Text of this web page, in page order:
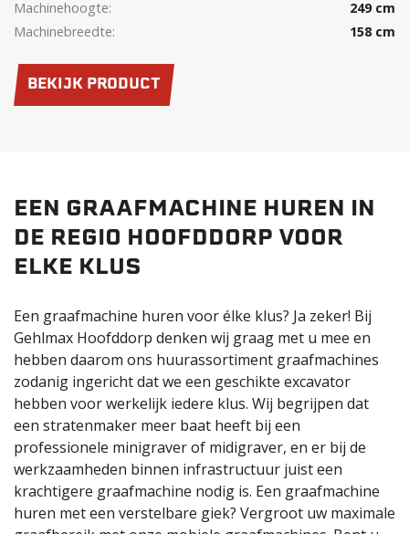
Machinehoogte:
249 cm
Machinebreedte:
158 cm
BEKIJK PRODUCT
EEN GRAAFMACHINE HUREN IN
DE REGIO HOOFDDORP VOOR
ELKE KLUS
Een graafmachine huren voor élke klus? Ja zeker! Bij
Gehlmax Hoofddorp denken wij graag met u mee en
hebben daarom ons huurassortiment graafmachines
zodanig ingericht dat we een geschikte excavator
hebben voor werkelijk iedere klus. Wij begrijpen dat
een stratenmaker meer baat heeft bij een
professionele minigraver of midigraver, en er bij de
werkzaamheden binnen infrastructuur juist een
krachtigere graafmachine nodig is. Een graafmachine
huren met een verstelbare giek? Vergroot uw maximale